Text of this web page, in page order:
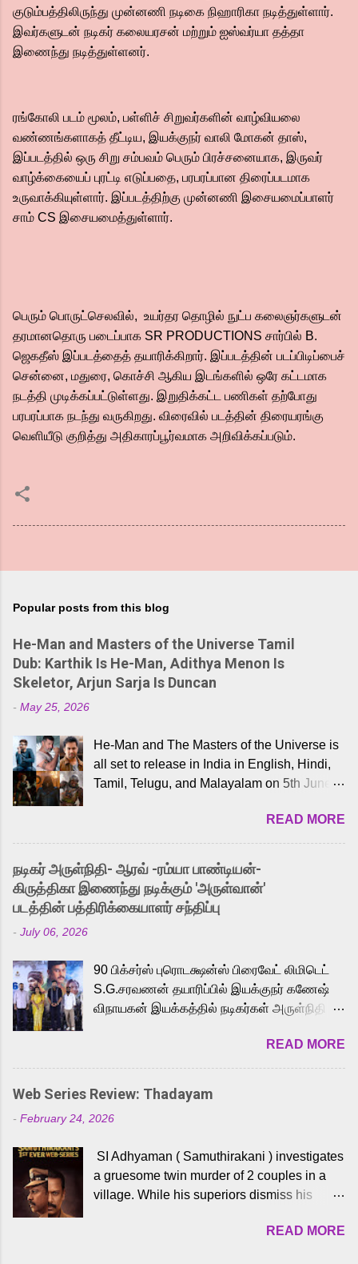
குடும்பத்திலிருந்து முன்னணி நடிகை நிஹாரிகா நடித்துள்ளார்.
இவர்களுடன் நடிகர் கலையரசன் மற்றும் ஐஸ்வர்யா தத்தா
இணைந்து நடித்துள்ளனர்.
ரங்கோலி படம் மூலம், பள்ளிச் சிறுவர்களின் வாழ்வியலை
வண்ணங்களாகத் தீட்டிய, இயக்குநர் வாலி மோகன் தாஸ்,
இப்படத்தில் ஒரு சிறு சம்பவம் பெரும் பிரச்சனையாக, இருவர்
வாழ்க்கையைப் புரட்டி எடுப்பதை, பரபரப்பான திரைப்படமாக
உருவாக்கியுள்ளார். இப்படத்திற்கு முன்னணி இசையமைப்பாளர்
சாம் CS இசையமைத்துள்ளார்.
பெரும் பொருட்செலவில், உயர்தர தொழில் நுட்ப கலைஞர்களுடன்
தரமானதொரு படைப்பாக SR PRODUCTIONS சார்பில் B.
ஜெகதீஸ் இப்படத்தைத் தயாரிக்கிறார். இப்படத்தின் படப்பிடிப்பைச்
சென்னை, மதுரை, கொச்சி ஆகிய இடங்களில் ஒரே கட்டமாக
நடத்தி முடிக்கப்பட்டுள்ளது. இறுதிக்கட்ட பணிகள் தற்போது
பரபரப்பாக நடந்து வருகிறது. விரைவில் படத்தின் திரையரங்கு
வெளியீடு குறித்து அதிகாரப்பூர்வமாக அறிவிக்கப்படும்.
Popular posts from this blog
He-Man and Masters of the Universe Tamil
Dub: Karthik Is He-Man, Adithya Menon Is
Skeletor, Arjun Sarja Is Duncan
- May 25, 2026
He-Man and The Masters of the Universe is
all set to release in India in English, Hindi,
Tamil, Telugu, and Malayalam on 5th June,
received a lot of love from cult He-Man fans
and offered audiences an exciting glimpse
into the world of Eternia, the recently
released Tamil trailer has also generated
strong excitement among Tamil audiences.
Adding to the growing buzz is the film’s
to the iconic superhero He-Man. Known for
memorable songs like “Behene De” from
Raavan, “Oru Maalai” from Ghajini, and
loved for his versatile voice and strong
command over multiple languages, making
him a strong fit for the legendary character.
cinema, voices the menacing Skeletor
across the Tamil, Malayalam, and Telugu
versions. Joining them is Action King Arjun...
READ MORE
நடிகர் அருள்நிதி- ஆரவ் -ரம்யா பாண்டியன்-
கிருத்திகா இணைந்து நடிக்கும் 'அருள்வான்'
படத்தின் பத்திரிக்கையாளர் சந்திப்பு
- July 06, 2026
90 பிக்சர்ஸ் புரொடக்ஷன்ஸ் பிரைவேட் லிமிடெட்
S.G.சரவணன் தயாரிப்பில் இயக்குநர் கணேஷ்
விநாயகன் இயக்கத்தில் நடிகர்கள் அருள்நிதி -
முக்கிய வேடத்தில் இணைந்து நடித்திருக்கும்
'அருள்வான்' திரைப்படத்தினை
பத்திரிக்கையாளர் சந்திப்பு சென்னையில்
நடைபெற்றது. இயக்குநர் கணேஷ் விநாயகன்
இயக்கத்தில் உருவாகியுள்ள 'அருள்வான்'
வெங்கட், ரம்யா பாண்டியன், வி டி வி கணேஷ் ,
ஜான் விஜய், பேபி கிருத்திகா, 'பருத்திவீரன்'
சரவணன், ஹரிஷ் உத்தமன் உள்ளிட்ட பலர்
செய்திருக்கும் இந்த திரைப்படத்திற்கு ஜீ. வி.
READ MORE
Web Series Review: Thadayam
- February 24, 2026
SI Adhyaman ( Samuthirakani ) investigates
a gruesome twin murder of 2 couples in a
village. While his superiors dismiss his
Sshivada ) believes in him and makes him
READ MORE